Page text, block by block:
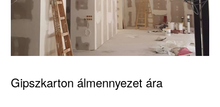
Gipszkarton álmennyezet ára